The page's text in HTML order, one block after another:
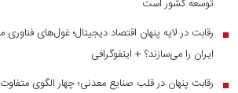
توسعه کشور است
■
رقابت در لایه پنهان اقتصاد دیجیتال؛ غول‌های فناوری
ایران را می‌سازند؟ + اینفوگرافی
■
رقابت پنهان در قلب صنایع معدنی؛ چهار الگوی